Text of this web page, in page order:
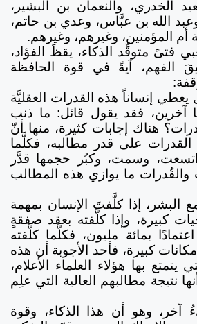
الخدري، والنعمان بن البشير،
الله بن عبَّاس، وعدي بن حاتم،
أم المؤمنين، وغيرهم، وغيرهم.
متوقِّد الذكاء، يقظَ الفؤاد،
الفهم، آيةً في قوة الحافظة
إنساناً هذه القدرات العقليَّة
آخرين، فقد يقول قائل: ما ذنب
هناك إجابات كثيرة، منها أنّ
على قدر مطالبه، فكلَّما
وسمت، وكبُر حجمها قدَّر
والقُدرات ما يوازي هذه المطالب
إذا كلَّفتَ الإنسان بمهمة
كبيرة، وإذا كلَّفته بعقد صفقةٍ
بمائة مليون، فكلَّما كلَّفته
كبيرة، فأحد الأجوبة أن هذه
يتمتع بها هؤلاء العلماء الأعلام،
نتيجة مطالبهم العالية التي علِم
وهو أن هذا الذكاء، وقوة